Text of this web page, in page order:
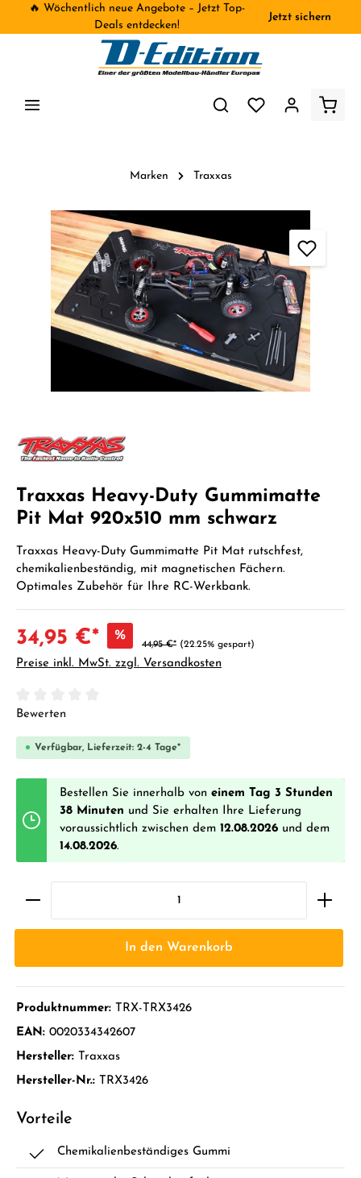
🔥 Wöchentlich neue Angebote – Jetzt Top-
Deals entdecken!
Jetzt sichern
Marken Traxxas
Traxxas Heavy-Duty Gummimatte
Pit Mat 920x510 mm schwarz
Traxxas Heavy-Duty Gummimatte Pit Mat rutschfest,
chemikalienbeständig, mit magnetischen Fächern.
Optimales Zubehör für Ihre RC-Werkbank.
34,95 €* %
44,95 €* (22.25% gespart)
Preise inkl. MwSt. zzgl. Versandkosten
Durchschnittliche Bewertung von 0 von 5 Sternen
Bewerten
Verfügbar, Lieferzeit: 2-4 Tage*
Bestellen Sie innerhalb von einem Tag 3 Stunden
38 Minuten und Sie erhalten Ihre Lieferung
voraussichtlich zwischen dem 12.08.2026 und dem
14.08.2026.
In den Warenkorb
Produktnummer: TRX-TRX3426
EAN: 0020334342607
Hersteller: Traxxas
Hersteller-Nr.: TRX3426
Vorteile
Chemikalienbeständiges Gummi